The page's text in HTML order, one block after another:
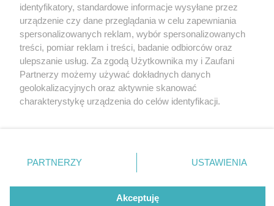
5 / 1
Nie zapomnij
zapoznać się z:
polityką prywatności regulamin korzystania z portali
Twojemiasto
Piekary Śląskie
Chorzów
Tarnowskie Góry
Gliwice
Skontakuj sięz nami
Kontakt
Wydawca
Redakcja
identyfikatory, standardowe informacje wysyłane przez
urządzenie czy dane przeglądania w celu zapewniania
spersonalizowanych reklam, wybór spersonalizowanych
treści, pomiar reklam i treści, badanie odbiorców oraz
ulepszanie usług. Za zgodą Użytkownika my i Zaufani
Partnerzy możemy używać dokładnych danych
geolokalizacyjnych oraz aktywnie skanować
charakterystykę urządzenia do celów identyfikacji.
zmienić/wycofać klikając przycisk ustawień prywatności
znajdujący się w lewym dolnym rogu strony
rodzaje przetwarzania danych nie wymagają zgody
użytkownika, ale masz prawo sprzeciwić się takiemu
PARTNERZY USTAWIENIA
Akceptuję